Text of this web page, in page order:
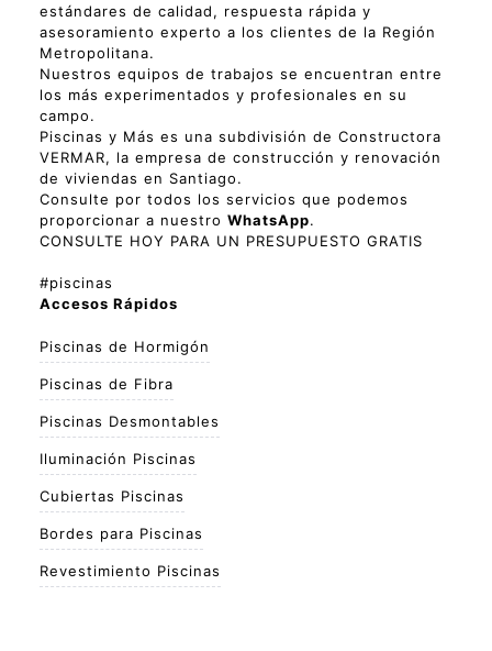
estándares de calidad, respuesta rápida y
asesoramiento experto a los clientes de la Región
Metropolitana.
Nuestros equipos de trabajos se encuentran entre
los más experimentados y profesionales en su
campo.
Piscinas y Más es una subdivisión de Constructora
VERMAR, la empresa de construcción y renovación
de viviendas en Santiago.
Consulte por todos los servicios que podemos
proporcionar a nuestro WhatsApp.
CONSULTE HOY PARA UN PRESUPUESTO GRATIS
#piscinas
Accesos Rápidos
Piscinas de Hormigón
Piscinas de Fibra
Piscinas Desmontables
Iluminación Piscinas
Cubiertas Piscinas
Bordes para Piscinas
Revestimiento Piscinas